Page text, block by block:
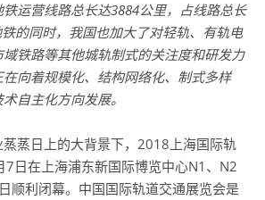
运营线路总长达3884公里，占线路总长
的同时，我国也加大了对轻轨、有轨电
铁路等其他城轨制式的关注度和研发力
向着规模化、结构网络化、制式多样
自主化方向发展。
蒸日上的大背景下，2018上海国际轨
7日在上海浦东新国际博览中心N1、N2
顺利闭幕。中国国际轨道交通展览会是